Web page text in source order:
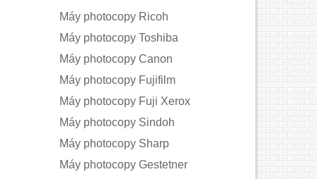
Máy photocopy Ricoh
Máy photocopy Toshiba
Máy photocopy Canon
Máy photocopy Fujifilm
Máy photocopy Fuji Xerox
Máy photocopy Sindoh
Máy photocopy Sharp
Máy photocopy Gestetner